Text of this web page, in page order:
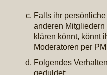
Falls ihr
anderen Mitgliedern
klären könnt, könnt
Moderatoren per
Folgendes
geduldet: